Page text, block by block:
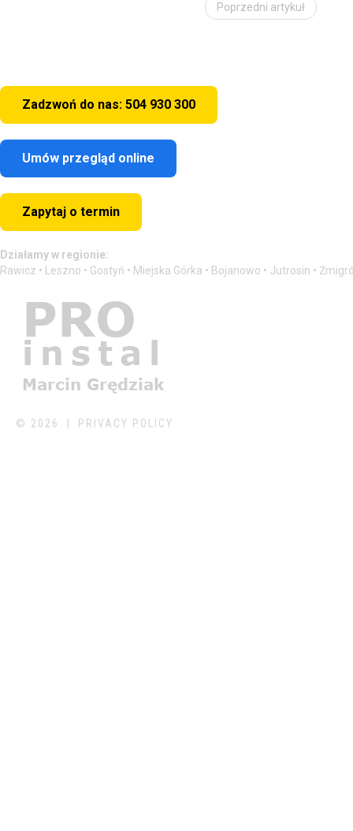
Poprzedni artykuł
Zadzwoń do nas: 504 930 300
Umów przegląd online
Zapytaj o termin
Działamy w regionie:
Rawicz • Leszno • Gostyń • Miejska Górka • Bojanowo • Jutrosin •
© 2026 PRIVACY POLICY